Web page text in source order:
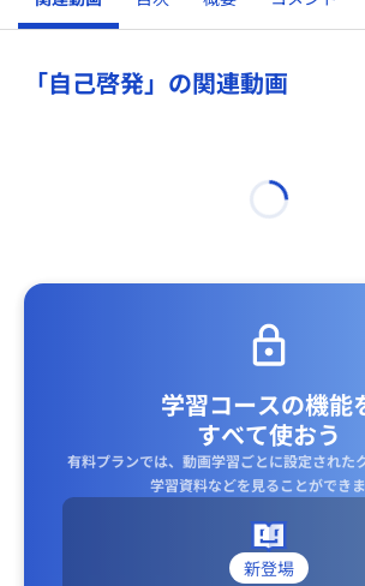
「自己啓発」の関連動画
学習コースの機能
すべて使おう
有料プランでは、動画学習ごとに設定された
学習資料などを見ることができ
新登場